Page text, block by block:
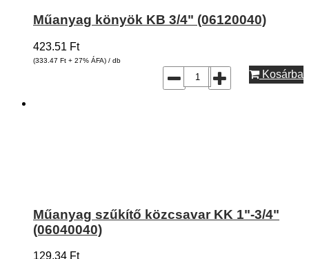
Műanyag könyök KB 3/4" (06120040)
423.51 Ft
(333.47 Ft + 27% ÁFA) / db
Kosárba
Műanyag szűkítő közcsavar KK 1"-3/4"
(06040040)
129.34 Ft